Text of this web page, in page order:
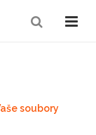
soubory